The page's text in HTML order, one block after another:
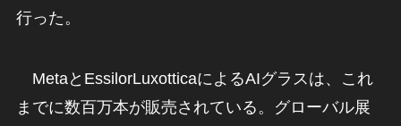
行った。
MetaとEssilorLuxotticaによるAIグラスは、これ
までに数百万本が販売されている。グローバル展